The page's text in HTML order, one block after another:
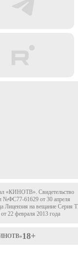
«КИНОТВ». Свидетельство
61629 от 30 апреля
Лицензия на вещание Серия
22 февраля 2013 года
18+